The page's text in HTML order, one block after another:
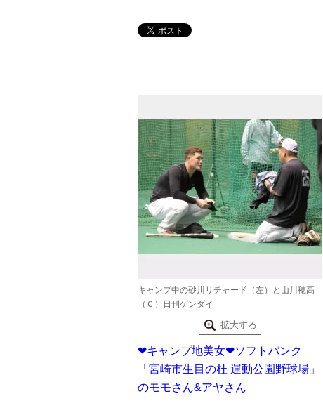
キャンプ中の砂川リチャード（左）と山川穂高
（Ｃ）日刊ゲンダイ
拡大する
❤キャンプ地美女❤ソフトバンク
「宮崎市生目の杜 運動公園野球場」
のモモさん&アヤさん